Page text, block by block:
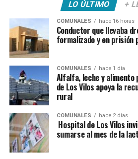
LO ÚLTIMO +
COMUNALES hace 16 horas
Conductor que llevaba
formalizado y en prisión
COMUNALES hace 1 día
Alfalfa, leche y alimento
de Los Vilos apoya la
rural
COMUNALES hace 2 días
Hospital de Los Vilos
sumarse al mes de la